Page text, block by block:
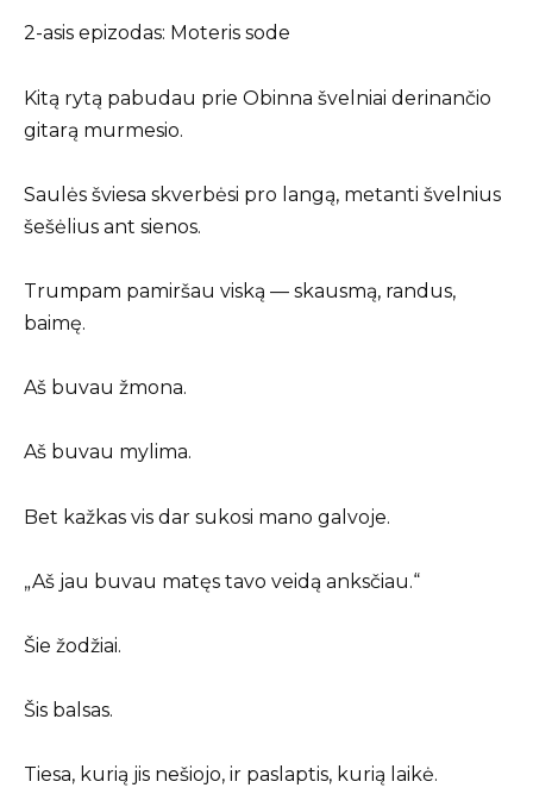
2-asis epizodas: Moteris sode
Kitą rytą pabudau prie Obinna švelniai derinančio
gitarą murmesio.
Saulės šviesa skverbėsi pro langą, metanti švelnius
šešėlius ant sienos.
Trumpam pamiršau viską — skausmą, randus,
baimę.
Aš buvau žmona.
Aš buvau mylima.
Bet kažkas vis dar sukosi mano galvoje.
„Aš jau buvau matęs tavo veidą anksčiau.“
Šie žodžiai.
Šis balsas.
Tiesa, kurią jis nešiojo, ir paslaptis, kurią laikė.